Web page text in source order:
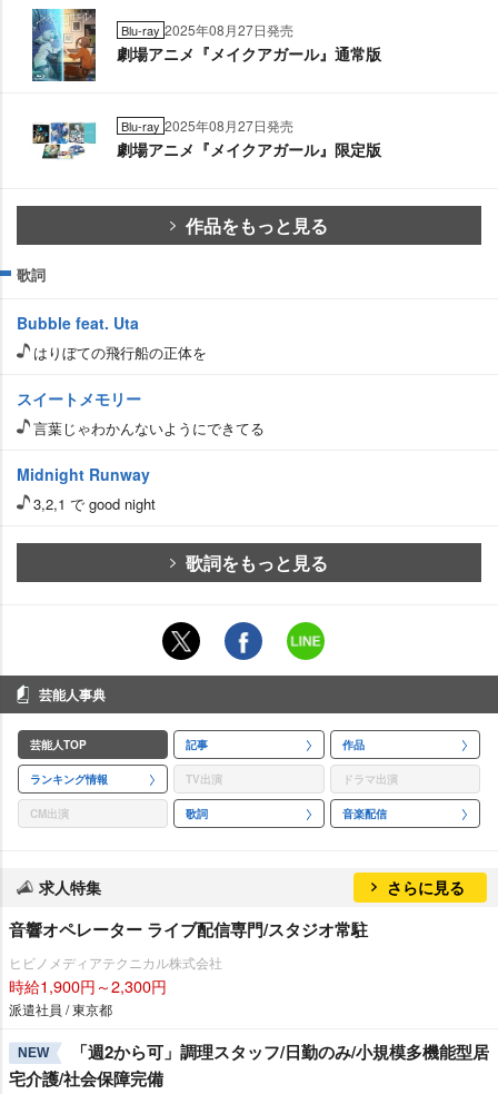
Blu-ray 2025年08月27日発売
劇場アニメ『メイクアガール』通常版
Blu-ray 2025年08月27日発売
劇場アニメ『メイクアガール』限定版
作品をもっと見る
歌詞
Bubble feat. Uta
はりぼての飛行船の正体を
スイートメモリー
言葉じゃわかんないようにできてる
Midnight Runway
3,2,1 で good night
歌詞をもっと見る
芸能人事典
芸能人TOP 記事 作品
ランキング情報 TV出演 ドラマ出演
CM出演 歌詞 音楽配信
求人特集 さらに見る
音響オペレーター ライブ配信専門/スタジオ常駐
ヒビノメディアテクニカル株式会社
時給1,900円～2,300円
派遣社員 / 東京都
NEW
「週2から可」調理スタッフ/日勤のみ/小規模多機能型居
宅介護/社会保障完備